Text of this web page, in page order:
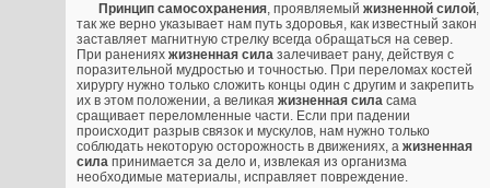
Принцип самосохранения, проявляемый жизненной силой,
так же верно указывает нам путь здоровья, как известный закон
заставляет магнитную стрелку всегда обращаться на север.
При ранениях жизненная сила залечивает рану, действуя с
поразительной мудростью и точностью. При переломах костей
хирургу нужно только сложить концы один с другим и закрепить
их в этом положении, а великая жизненная сила сама
сращивает переломленные части. Если при падении
происходит разрыв связок и мускулов, нам нужно только
соблюдать некоторую осторожность в движениях, а жизненная
сила принимается за дело и, извлекая из организма
необходимые материалы, исправляет повреждение.